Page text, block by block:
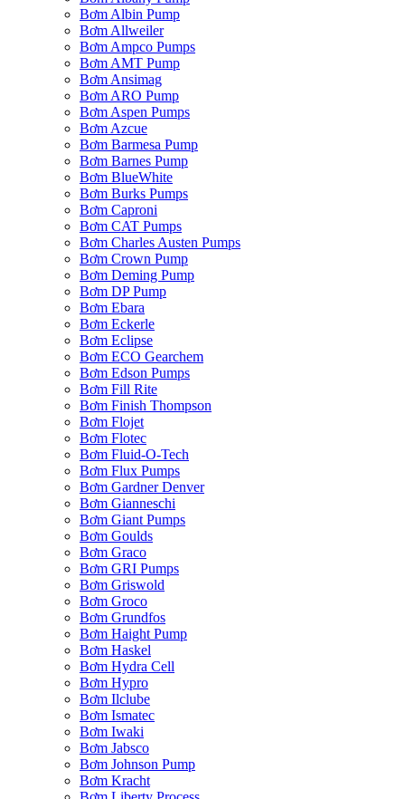
Bơm Albin Pump
Bơm Allweiler
Bơm Ampco Pumps
Bơm AMT Pump
Bơm Ansimag
Bơm ARO Pump
Bơm Aspen Pumps
Bơm Azcue
Bơm Barmesa Pump
Bơm Barnes Pump
Bơm BlueWhite
Bơm Burks Pumps
Bơm Caproni
Bơm CAT Pumps
Bơm Charles Austen Pumps
Bơm Crown Pump
Bơm Deming Pump
Bơm DP Pump
Bơm Ebara
Bơm Eckerle
Bơm Eclipse
Bơm ECO Gearchem
Bơm Edson Pumps
Bơm Fill Rite
Bơm Finish Thompson
Bơm Flojet
Bơm Flotec
Bơm Fluid-O-Tech
Bơm Flux Pumps
Bơm Gardner Denver
Bơm Gianneschi
Bơm Giant Pumps
Bơm Goulds
Bơm Graco
Bơm GRI Pumps
Bơm Griswold
Bơm Groco
Bơm Grundfos
Bơm Haight Pump
Bơm Haskel
Bơm Hydra Cell
Bơm Hypro
Bơm Ilclube
Bơm Ismatec
Bơm Iwaki
Bơm Jabsco
Bơm Johnson Pump
Bơm Kracht